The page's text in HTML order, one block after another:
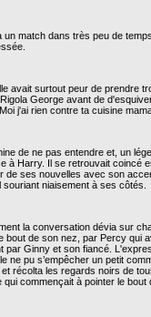
un match dans très peu de
avait surtout peur de prendre
George avant de
j'ai rien contre ta cuisine
de ne pas entendre et, un
à Harry. Il se retrouvait coincé
de ses nouvelles avec son
souriant niaisement à ses côtés.
la conversation dévia sur
bout de son nez, par Percy qui
par Ginny et son fiancé.
ne pu s’empêcher un petit
et récolta les regards noirs de
qui commençait à pointer le bout